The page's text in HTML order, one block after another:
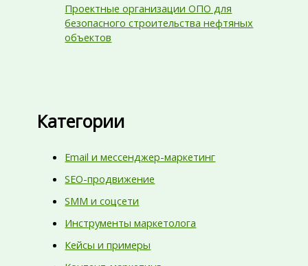
Проектные организации ОПО для
безопасного строительства нефтяных
объектов
Категории
Email и мессенджер-маркетинг
SEO-продвижение
SMM и соцсети
Инструменты маркетолога
Кейсы и примеры